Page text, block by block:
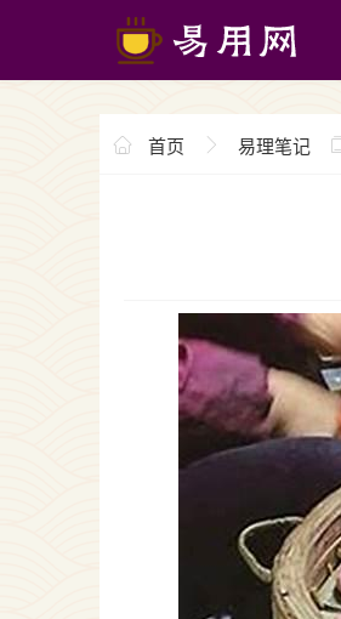
首页 易理笔记